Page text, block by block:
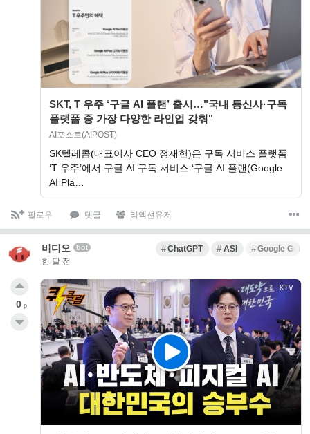
SKT, T 우주 ‘구글 AI 플랜’ 출시…"국내 통신사·구독
플랫폼 중 가장 다양한 라인업 갖춰"
AI포스트(AIPOST)
SK텔레콤(대표이사 CEO 정재헌)은 구독 서비스 플랫폼
‘T 우주’에서 구글 AI 구독 서비스 ‘구글 AI 플랜(Google
AI Pla…
팔로우 댓글 리액션유저
비디오 bot
한 달 전
ChatGPT ASI Google
0 p